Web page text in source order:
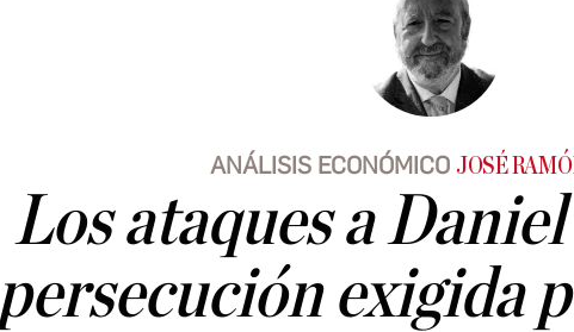
ANÁLISIS ECONÓMICO JOSÉ
Los ataques a
persecución exigida